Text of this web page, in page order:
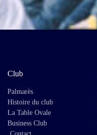
Club
Palmarès
Histoire du club
La Table Ovale
Business Club